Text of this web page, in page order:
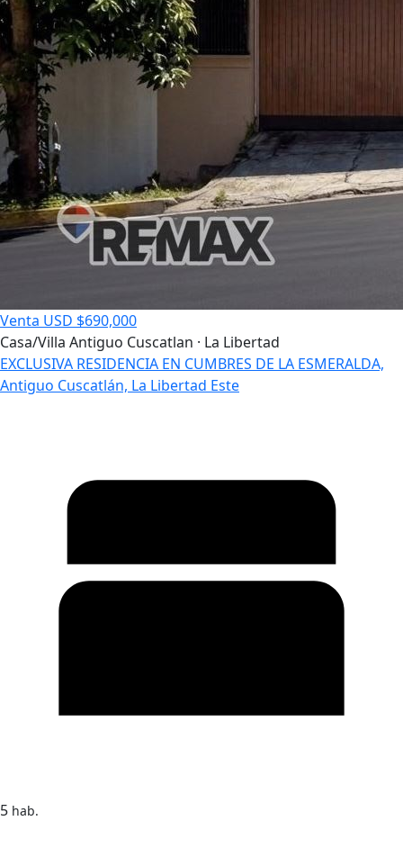
Venta USD $690,000
Casa/Villa Antiguo Cuscatlan · La Libertad
EXCLUSIVA RESIDENCIA EN CUMBRES DE LA ESMERALDA,
Antiguo Cuscatlán, La Libertad Este
5 hab.